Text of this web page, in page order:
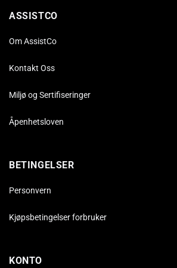
ASSISTCO
Om AssistCo
Kontakt Oss
Miljø og Sertifiseringer
Åpenhetsloven
BETINGELSER
Personvern
Kjøpsbetingelser forbruker
KONTO